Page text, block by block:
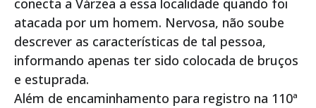
conecta a Várzea a essa localidade quando foi
atacada por um homem. Nervosa, não soube
descrever as características de tal pessoa,
informando apenas ter sido colocada de bruços
e estuprada.
Além de encaminhamento para registro na 110ª